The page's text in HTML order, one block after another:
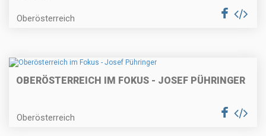
Oberösterreich
OBERÖSTERREICH IM FOKUS - JOSEF PÜHRINGER
Oberösterreich